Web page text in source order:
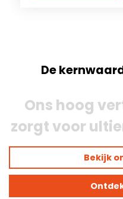
De
Ons hoog
zorgt voor
Bekijk